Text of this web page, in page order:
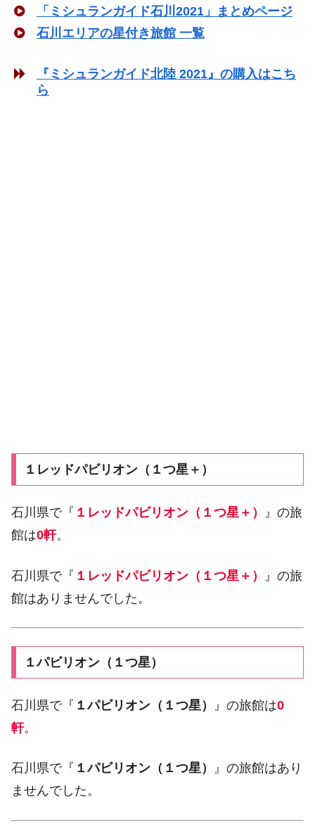
「ミシュランガイド石川2021」まとめページ
石川エリアの星付き旅館 一覧
『ミシュランガイド北陸 2021』の購入はこち
ら
１レッドパビリオン（１つ星＋）
石川県で『 １レッドパビリオン（１つ星＋） 』の旅
館は0軒。
石川県で『 １レッドパビリオン（１つ星＋）
』の旅
館はありませんでした。
１パビリオン（１つ星）
石川県で『 １パビリオン（１つ星） 』の旅館は0
軒。
石川県で『 １パビリオン（１つ星） 』の旅館はあり
ませんでした。